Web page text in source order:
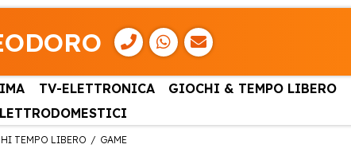
TV-ELETTRONICA GIOCHI & TEMPO LIBERO
TEMPO LIBERO GAME